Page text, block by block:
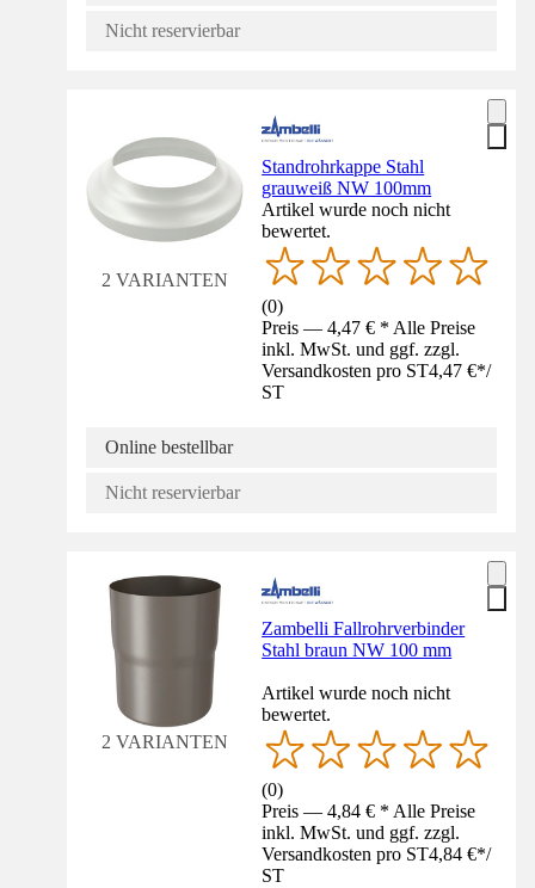
Nicht reservierbar
2 VARIANTEN
Standrohrkappe Stahl
grauweiß NW 100mm
Artikel wurde noch nicht
bewertet.
(0)
Preis — 4,47 € * Alle Preise
inkl. MwSt. und ggf. zzgl.
Versandkosten pro ST4,47 €*/
ST
Online bestellbar
Nicht reservierbar
2 VARIANTEN
Zambelli Fallrohrverbinder
Stahl braun NW 100 mm
Artikel wurde noch nicht
bewertet.
(0)
Preis — 4,84 € * Alle Preise
inkl. MwSt. und ggf. zzgl.
Versandkosten pro ST4,84 €*/
ST